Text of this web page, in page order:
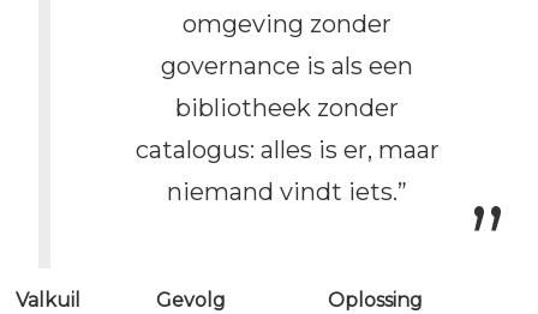
omgeving zonder
governance is als een
bibliotheek zonder
catalogus: alles is er, maar
niemand vindt iets.”
Valkuil Gevolg
Oplossing